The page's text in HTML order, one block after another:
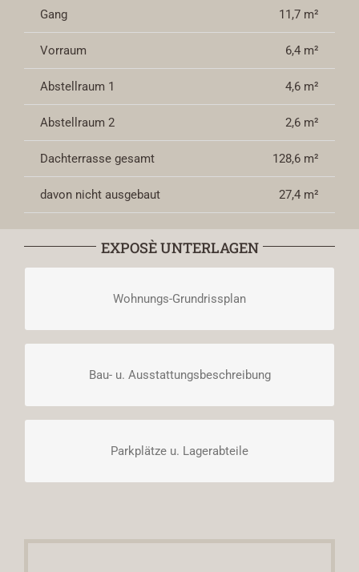
Gang 11,7 m²
Vorraum 6,4 m²
Abstellraum 1 4,6 m²
Abstellraum 2 2,6 m²
Dachterrasse gesamt 128,6 m²
davon nicht ausgebaut 27,4 m²
EXPOSÈ UNTERLAGEN
Wohnungs-Grundrissplan
Bau- u. Ausstattungsbeschreibung
Parkplätze u. Lagerabteile